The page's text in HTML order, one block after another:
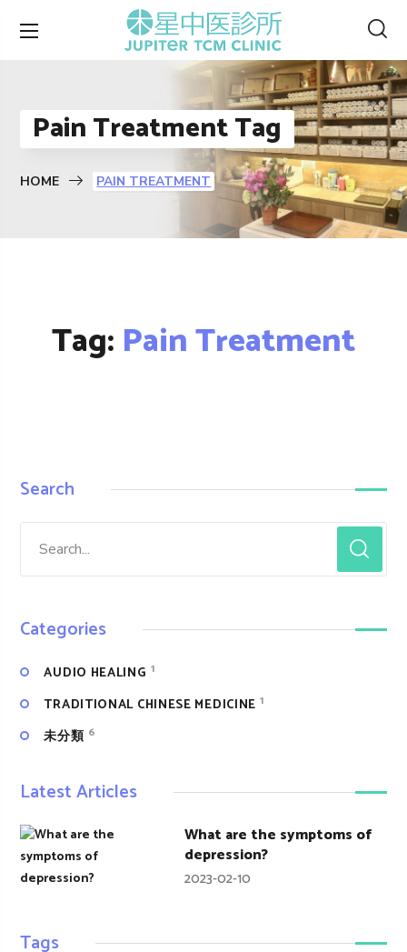
Pain Treatment Tag
HOME PAIN TREATMENT
Tag: Pain Treatment
Search
Categories
AUDIO HEALING 1
TRADITIONAL CHINESE MEDICINE 1
未分類 6
Latest Articles
What are the symptoms of
depression?
2023-02-10
Tags